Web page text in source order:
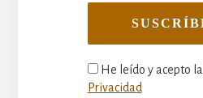
He leído y acepto la
Privacidad